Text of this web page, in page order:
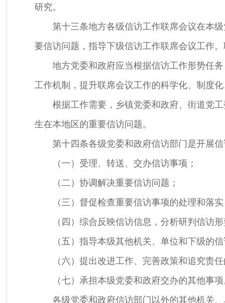
研究。
第十三条地方各级信访工作联席会议在本
要信访问题，指导下级信访工作联席会议工作
地方党委和政府应当根据信访工作形势任
工作机制，提升联席会议工作的科学化、制度化
根据工作需要，乡镇党委和政府、街道党
生在本地区的重要信访问题。
第十四条各级党委和政府信访部门是开展
（一）受理、转送、交办信访事项；
（二）协调解决重要信访问题；
（三）督促检查重要信访事项的处理和落实
（四）综合反映信访信息，分析研判信访
（五）指导本级其他机关、单位和下级的信
（六）提出改进工作、完善政策和追究责任
（七）承担本级党委和政府交办的其他事项
各级党委和政府信访部门以外的其他机关